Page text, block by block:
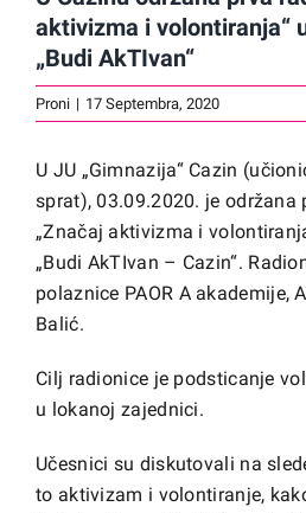
aktivizma i volontiranja“
„Budi AkTIvan“
Proni | 17 Septembra, 2020
U JU „Gimnazija“ Cazin
sprat), 03.09.2020. je održana
„Značaj aktivizma i
„Budi AkTIvan – Cazin“.
polaznice PAOR A akademije,
Balić.
Cilj radionice je podsticanje
u lokanoj zajednici.
Učesnici su diskutovali na
to aktivizam i volontiranje,